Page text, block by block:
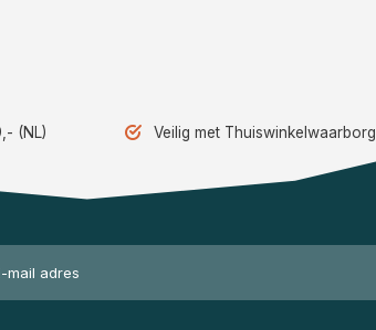
(NL) Veilig met Thuiswinkelwaarborg